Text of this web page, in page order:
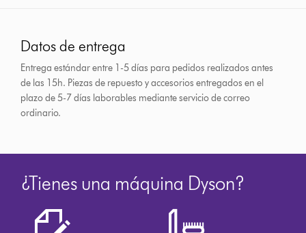
Datos de entrega
Entrega estándar entre 1-5 días para pedidos realizados antes
de las 15h. Piezas de repuesto y accesorios entregados en el
plazo de 5-7 días laborables mediante servicio de correo
ordinario.
¿Tienes una máquina Dyson?